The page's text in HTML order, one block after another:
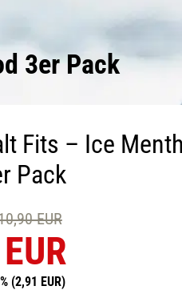
3er Pack
Fits – Ice
Pack
EUR
(2,91 EUR)